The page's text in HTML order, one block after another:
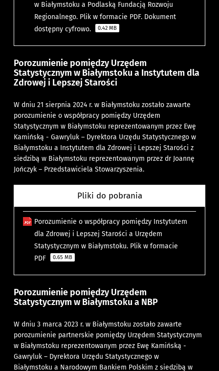
w Białymstoku a Podlaską Fundacją Rozwoju
Regionalnego. Plik w formacie PDF. Dokument
dostępny cyfrowo.
0.42 MB
Porozumienie pomiędzy Urzędem
Statystycznym w Białymstoku a Instytutem dla
Zdrowej i Lepszej Starości
W dniu 21 sierpnia 2024 r. w Białymstoku zostało zawarte
porozumienie o współpracy pomiędzy Urzędem
Statystycznym w Białymstoku reprezentowanym przez Ewę
Kamińską - Gawryluk – Dyrektora Urzędu Statystycznego w
Białymstokua Instytutem dla Zdrowej i Lepszej Starościz
siedzibą w Białymstoku reprezentowanym przez dr Joannę
Jończyk–​ Przedstawiciela Stowarzyszenia.
Pliki do pobrania
Porozumienie o współpracy pomiędzy Instytutem
dla Zdrowej i Lepszej Starości a Urzędem
Statystycznym w Białymstoku. Plik w formacie
PDF
0.65 MB
Porozumienie pomiędzy Urzędem
Statystycznym w Białymstoku a NBP
W dniu 3 marca 2023 r. w Białymstoku zostało zawarte
porozumienie partnerskie pomiędzy Urzędem Statystycznym
w Białymstoku reprezentowanym przez Ewę Kamińską -
Gawryluk – Dyrektora Urzędu Statystycznego w
Białymstokua Narodowym Bankiem Polskim z siedzibą w